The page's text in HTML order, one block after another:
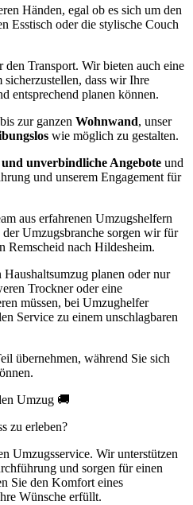
Händen, egal ob es sich um den
Esstisch oder die stylische Couch
Transport. Wir bieten auch eine
dass wir Ihre
entsprechend planen können.
bis zur ganzen Wohnwand, unser
wie möglich zu gestalten.
und unverbindliche Angebote und
und unserem Engagement für
aus erfahrenen Umzugshelfern
Umzugsbranche sorgen wir für
Remscheid nach Hildesheim.
planen oder nur
Trockner oder eine
müssen, bei Umzughelfer
Service zu einem unschlagbaren
übernehmen, während Sie sich
Umzug 🚚
zu erleben?
Umzugsservice. Wir unterstützen
und sorgen für einen
Sie den Komfort eines
Wünsche erfüllt.